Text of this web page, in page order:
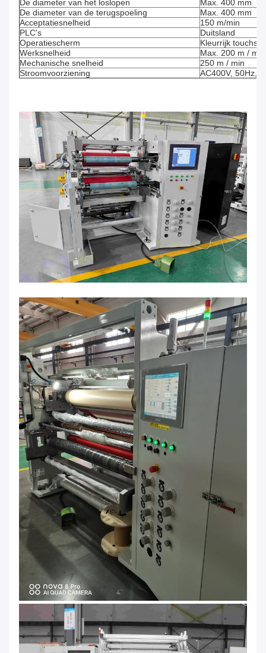
De diameter van het loslopen
Max. 400 mm
De diameter van de terugspoeling
Max. 400 mm
Acceptatiesnelheid
150 m/min
PLC's
Duitsland
Operatiescherm
Kleurrijk
Werksnelheid
Max. 200 m /
Mechanische snelheid
250 m / min
Stroomvoorziening
AC400V, 50Hz,